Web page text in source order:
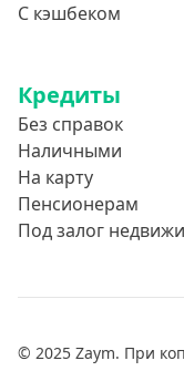
С кэшбеком
Кредиты
Без справок
Наличными
На карту
Пенсионерам
Под залог
© 2025 Zaym. При